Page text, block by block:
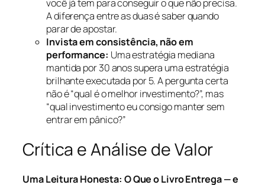
você já tem para conseguir o que não precisa.
A diferença entre as duas é saber quando
parar de apostar.
Invista em consistência, não em
performance: Uma estratégia mediana
mantida por 30 anos supera uma estratégia
brilhante executada por 5. A pergunta certa
não é “qual é o melhor investimento?”, mas
“qual investimento eu consigo manter sem
entrar em pânico?”
Crítica e Análise de Valor
Uma Leitura Honesta: O Que o Livro Entrega — e